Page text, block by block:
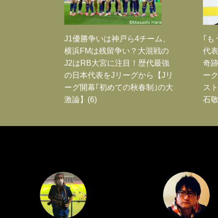
J1優勝争いは神戸ら4チーム、
横浜FMは残留争い？大混戦の
J2はRB大宮に注目！歴代最強
の日本代表をJリーグから【Jリ
ーグ開幕｢初めての秋春制｣の大
激論】(6)
｢も
代
奇
ー
ス
石